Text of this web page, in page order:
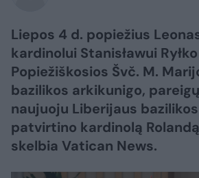
Liepos 4 d. popiežius
kardinolui Stanisławui
Popiežiškosios Švč. M.
bazilikos arkikunigo,
naujuoju Liberijaus
patvirtino kardinolą
skelbia Vatican News.